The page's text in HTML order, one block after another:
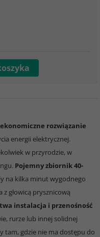
rozwiązanie
energii elektrycznej.
w przyrodzie, w
Pojemny zbiornik 40-
na kilka minut wygodnego
głowicą prysznicową
instalacja i przenośność
rurze lub innej solidnej
tam, gdzie nie ma dostępu do